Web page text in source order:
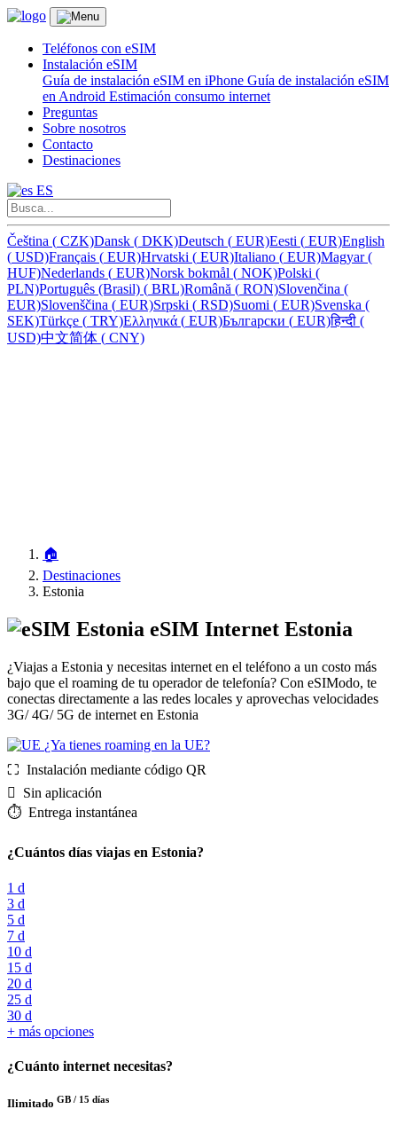
Teléfonos con eSIM
Instalación eSIM
Guía de instalación eSIM en iPhone Guía de instalación eSIM
en Android Estimación consumo internet
Preguntas
Sobre nosotros
Contacto
Destinaciones
ES
Čeština ( CZK)Dansk ( DKK)Deutsch ( EUR)Eesti ( EUR)English
( USD)Français ( EUR)Hrvatski ( EUR)Italiano ( EUR)Magyar(
HUF)Nederlands ( EUR)Norsk bokmål ( NOK)Polski (
PLN)Português (Brasil) ( BRL)Română ( RON)Slovenčina (
EUR)Slovenščina ( EUR)Srpski ( RSD)Suomi ( EUR)Svenska (
SEK)Türkçe ( TRY)Ελληνικά ( EUR)Български ( EUR)हिन्दी (
USD)中文简体 ( CNY)
🏠
Destinaciones
Estonia
eSIM Internet Estonia
¿Viajas a Estonia y necesitas internet en el teléfono a un costo más
bajo que el roaming de tu operador de telefonía? Con eSIModo, te
conectas directamente a las redes locales y aprovechas velocidades
3G/ 4G/ 5G de internet en Estonia
¿Ya tienes roaming en la UE?
⛶️️ Instalación mediante código QR
️ Sin aplicación
⏱️️ Entrega instantánea
¿Cuántos días viajas en Estonia?
1 d
3 d
5 d
7 d
10 d
15 d
20 d
25 d
30 d
+ más opciones
¿Cuánto internet necesitas?
Ilimitado GB / 15 días